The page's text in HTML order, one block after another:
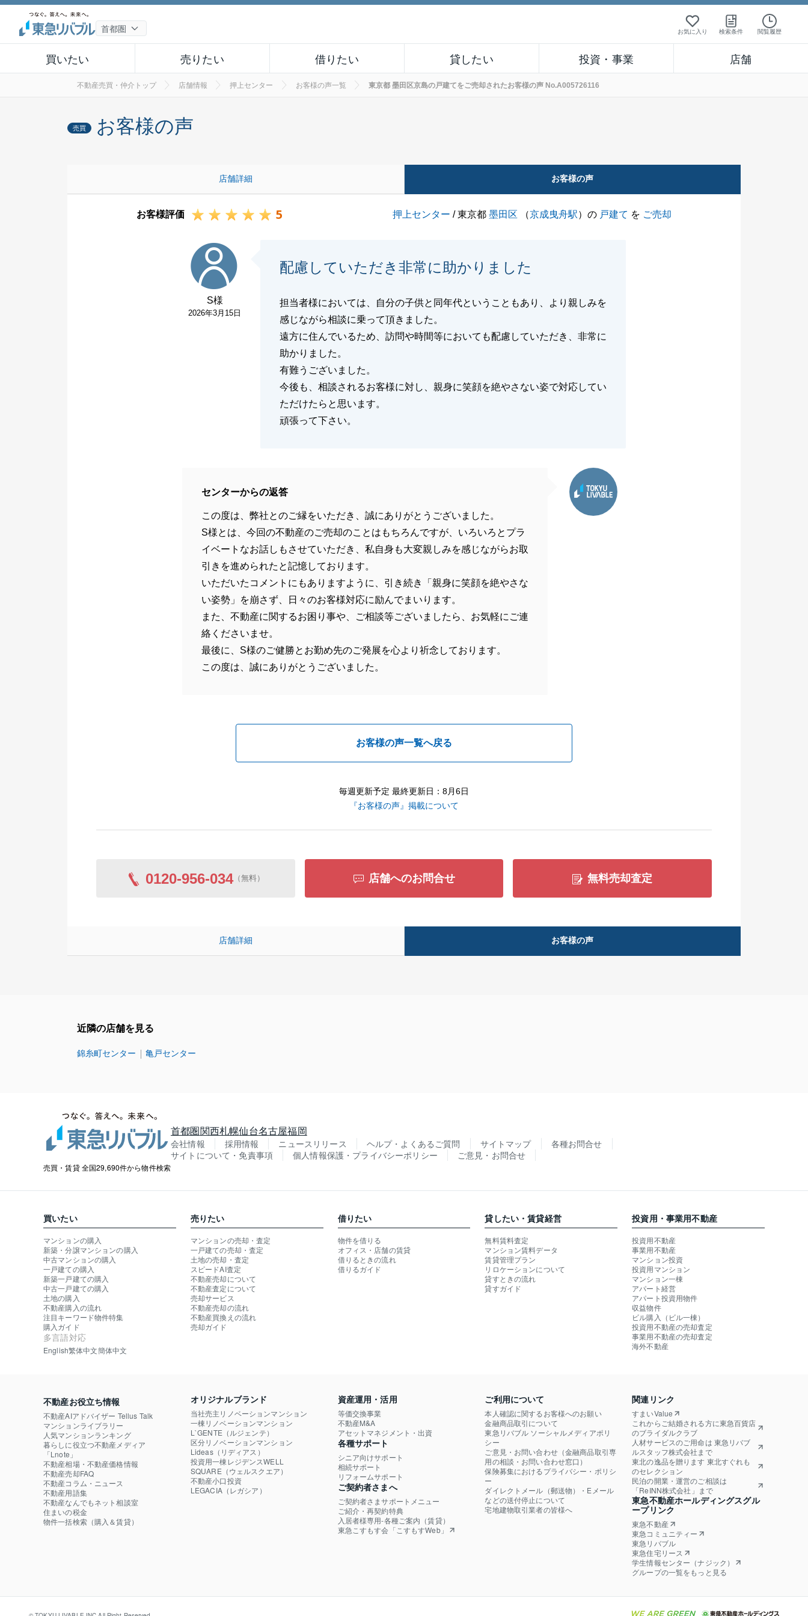
お気に入り 検索条件 閲覧履歴
買いたい 売りたい 借りたい 貸したい 投資・事業 店舗
不動産売買・仲介トップ 店舗情報 押上センター お客様の声一覧 東京都 墨田区京島の戸建てをご売却されたお客様の声 No.A005726116
売買 お客様の声
店舗詳細 お客様の声
お客様評価 5 押上センター / 東京都墨田区 （京成曳舟駅）の 戸建て を ご売却
S様
2026年3月15日
配慮していただき非常に助かりました
担当者様においては、自分の子供と同年代ということもあり、より親しみを
感じながら相談に乗って頂きました。
遠方に住んでいるため、訪問や時間等においても配慮していただき、非常に
助かりました。
有難うございました。
今後も、相談されるお客様に対し、親身に笑顔を絶やさない姿で対応してい
ただけたらと思います。
頑張って下さい。
センターからの返答
この度は、弊社とのご縁をいただき、誠にありがとうございました。
S様とは、今回の不動産のご売却のことはもちろんですが、いろいろとプラ
イベートなお話しもさせていただき、私自身も大変親しみを感じながらお取
引きを進められたと記憶しております。
いただいたコメントにもありますように、引き続き「親身に笑顔を絶やさな
い姿勢」を崩さず、日々のお客様対応に励んでまいります。
また、不動産に関するお困り事や、ご相談等ございましたら、お気軽にご連
絡くださいませ。
最後に、S様のご健勝とお勤め先のご発展を心より祈念しております。
この度は、誠にありがとうございました。
お客様の声一覧へ戻る
毎週更新予定 最終更新日：8月6日
『お客様の声』掲載について
0120-956-034（無料） 店舗へのお問合せ 無料売却査定
店舗詳細 お客様の声
近隣の店舗を見る
錦糸町センター 亀戸センター
売買・賃貸 全国29,690件から物件検索
首都圏関西札幌仙台名古屋福岡
会社情報 採用情報 ニュースリリース ヘルプ・よくあるご質問 サイトマップ
各種お問合せ
サイトについて・免責事項
個人情報保護・プライバシーポリシー ご意見・お問合せ
買いたい
マンションの購入
新築・分譲マンションの購入
中古マンションの購入
一戸建ての購入
新築一戸建ての購入
中古一戸建ての購入
土地の購入
不動産購入の流れ
注目キーワード物件特集
購入ガイド
多言語対応
English繁体中文簡体中文
売りたい
マンションの売却・査定
一戸建ての売却・査定
土地の売却・査定
スピードAI査定
不動産売却について
不動産査定について
売却サービス
不動産売却の流れ
不動産買換えの流れ
売却ガイド
借りたい
物件を借りる
オフィス・店舗の賃貸
借りるときの流れ
借りるガイド
貸したい・賃貸経営
無料賃料査定
マンション賃料データ
賃貸管理プラン
リロケーションについて
貸すときの流れ
貸すガイド
投資用・事業用不動産
投資用不動産
事業用不動産
マンション投資
投資用マンション
マンション一棟
アパート経営
アパート投資用物件
収益物件
ビル購入（ビル一棟）
投資用不動産の売却査定
事業用不動産の売却査定
海外不動産
不動産お役立ち情報
不動産AIアドバイザー Tellus Talk
マンションライブラリー
人気マンションランキング
暮らしに役立つ不動産メディア
「Lnote」
不動産相場・不動産価格情報
不動産売却FAQ
不動産コラム・ニュース
不動産用語集
不動産なんでもネット相談室
住まいの税金
物件一括検索（購入＆賃貸）
オリジナルブランド
当社売主リノベーションマンション
一棟リノベーションマンション
L`GENTE（ルジェンテ）
区分リノベーションマンション
Lideas（リディアス）
投資用一棟レジデンスWELL
SQUARE（ウェルスクエア）
不動産小口投資
LEGACIA（レガシア）
資産運用・活用
等価交換事業
不動産M&A
アセットマネジメント・出資
各種サポート
シニア向けサポート
相続サポート
リフォームサポート
ご契約者さまへ
ご契約者さまサポートメニュー
ご紹介・再契約特典
入居者様専用-各種ご案内（賃貸）
東急こすもす会「こすもすWeb」
ご利用について
本人確認に関するお客様へのお願い
金融商品取引について
東急リバブル ソーシャルメディアポリ
シー
ご意見・お問い合わせ（金融商品取引専
用の相談・お問い合わせ窓口）
保険募集におけるプライバシー・ポリシ
ー
ダイレクトメール（郵送物）・Eメール
などの送付停止について
宅地建物取引業者の皆様へ
関連リンク
すまいValue
これからご結婚される方に東急百貨店
のブライダルクラブ
人材サービスのご用命は 東急リバブ
ルスタッフ株式会社まで
東北の逸品を贈ります 東北すぐれも
のセレクション
民泊の開業・運営のご相談は
「ReINN株式会社」まで
東急不動産ホールディングスグル
ープリンク
東急不動産
東急コミュニティー
東急リバブル
東急住宅リース
学生情報センター（ナジック）
グループの一覧をもっと見る